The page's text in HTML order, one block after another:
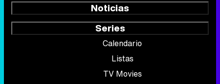
Noticias
Series
Calendario
Listas
TV Movies